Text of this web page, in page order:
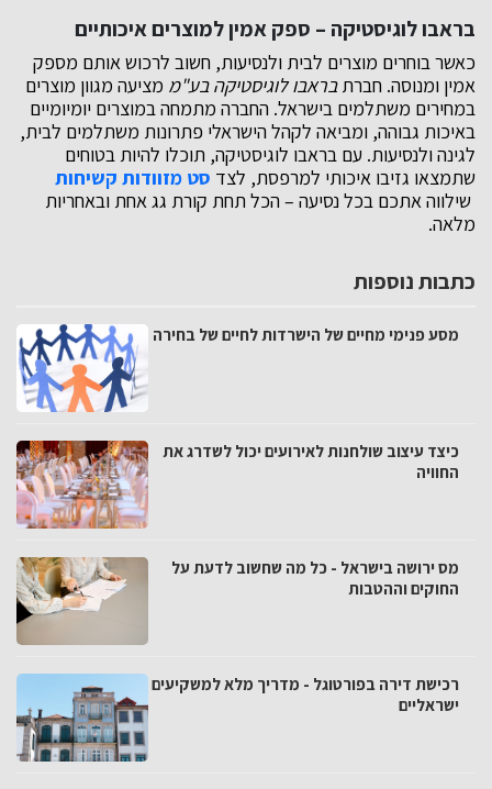
בראבו לוגיסטיקה – ספק אמין למוצרים איכותיים
כאשר בוחרים מוצרים לבית ולנסיעות, חשוב לרכוש אותם מספק
אמין ומנוסה. חברתבראבו לוגיסטיקה בע"מ מציעה מגוון מוצרים
במחירים משתלמים בישראל. החברה מתמחה במוצרים יומיומיים
באיכות גבוהה, ומביאה לקהל הישראלי פתרונות משתלמים לבית,
לגינה ולנסיעות. עם בראבו לוגיסטיקה, תוכלו להיות בטוחים
שתמצאו גזיבו איכותי למרפסת, לצד סט מזוודות קשיחות
שילווה אתכם בכל נסיעה – הכל תחת קורת גג אחת ובאחריות
מלאה.
כתבות נוספות
מסע פנימי מחיים של הישרדות לחיים של בחירה
כיצד עיצוב שולחנות לאירועים יכול לשדרג את
החוויה
מס ירושה בישראל - כל מה שחשוב לדעת על
החוקים וההטבות
רכישת דירה בפורטוגל - מדריך מלא למשקיעים
ישראליים